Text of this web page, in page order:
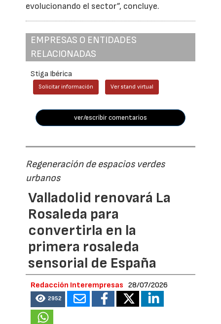
evolucionando el sector”, concluye.
EMPRESAS O ENTIDADES
RELACIONADAS
Stiga Ibérica
Solicitar información Ver stand virtual
ver/escribir comentarios
Regeneración de espacios verdes
urbanos
Valladolid renovará La
Rosaleda para
convertirla en la
primera rosaleda
sensorial de España
Redacción Interempresas 28/07/2026
2952